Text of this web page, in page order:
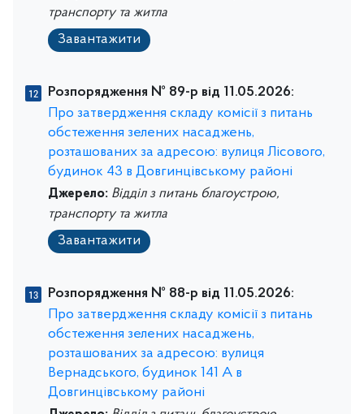
транспорту та житла
Завантажити
Розпорядження № 89-р від 11.05.2026:
Про затвердження складу комісії з питань
обстеження зелених насаджень,
розташованих за адресою: вулиця Лісового,
будинок 43 в Довгинцівському районі
Джерело: Відділ з питань благоустрою,
транспорту та житла
Завантажити
Розпорядження № 88-р від 11.05.2026:
Про затвердження складу комісії з питань
обстеження зелених насаджень,
розташованих за адресою: вулиця
Вернадського, будинок 141 А в
Довгинцівському районі